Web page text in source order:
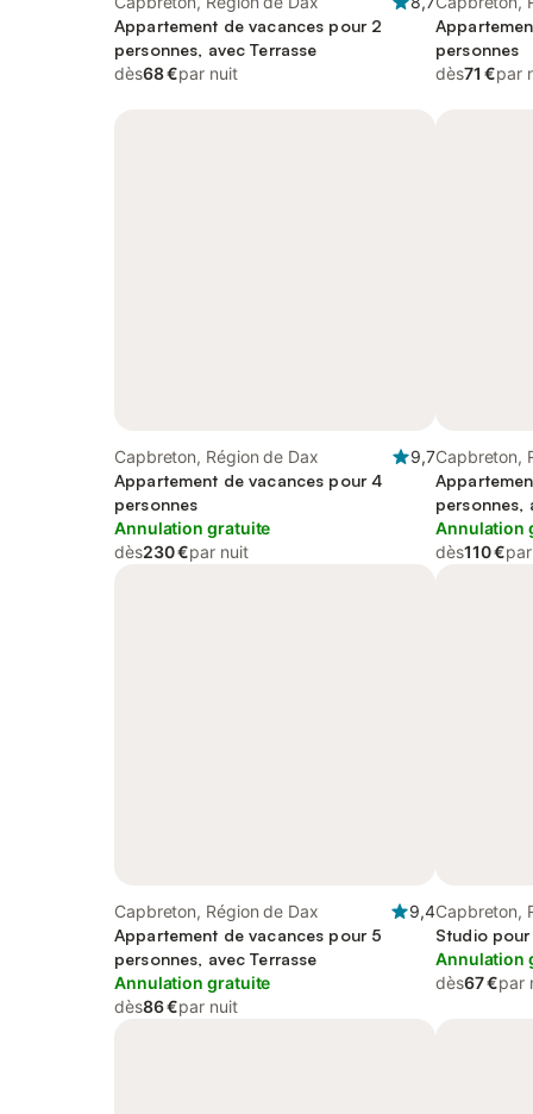
Appartement de vacances pour 2
personnes, avec Terrasse
dès68 €par nuit
personnes
dès71 €par
Capbreton, Région de Dax
9,7
Appartement de vacances pour 4
personnes
Annulation gratuite
dès230 €par nuit
Capbreton,
personnes,
Annulation
dès110 €
Capbreton, Région de Dax
9,4
Appartement de vacances pour 5
personnes, avec Terrasse
Annulation gratuite
dès86 €par nuit
Capbreton,
Studio
Annulation
dès67 €par